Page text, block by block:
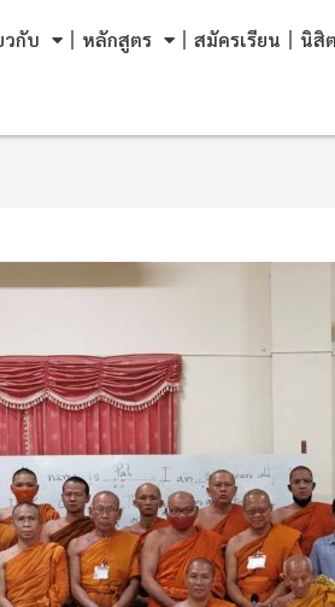
วกับ หลักสูตร สมัครเรียน นิสิต